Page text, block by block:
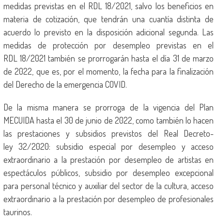
medidas previstas en el RDL 18/2021, salvo los beneficios en
materia de cotización, que tendrán una cuantía distinta de
acuerdo lo previsto en la disposición adicional segunda. Las
medidas de protección por desempleo previstas en el
RDL 18/2021 también se prorrogarán hasta el día 31 de marzo
de 2022, que es, por el momento, la fecha para la finalización
del Derecho de la emergencia COVID.
De la misma manera se prorroga de la vigencia del Plan
MECUIDA hasta el 30 de junio de 2022, como también lo hacen
las prestaciones y subsidios previstos del Real Decreto-
ley 32/2020: subsidio especial por desempleo y acceso
extraordinario a la prestación por desempleo de artistas en
espectáculos públicos, subsidio por desempleo excepcional
para personal técnico y auxiliar del sector de la cultura, acceso
extraordinario a la prestación por desempleo de profesionales
taurinos.